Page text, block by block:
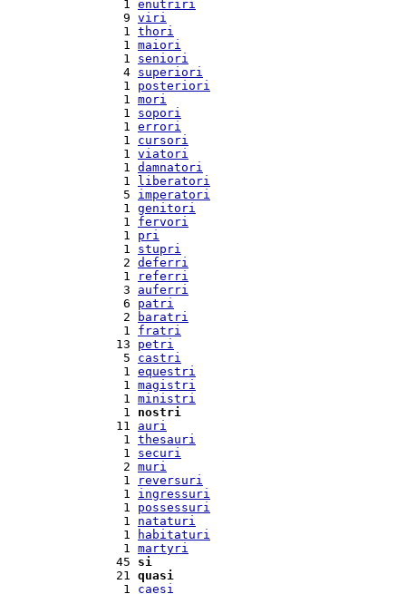
  1
enutriri
  9
viri
  1
thori
  1
maiori
  1
seniori
  4
superiori
  1
posteriori
  1
mori
  1
sopori
  1
errori
  1
cursori
  1
viatori
  1
damnatori
  1
liberatori
  5
imperatori
  1
genitori
  1
fervori
  1
pri
  1
stupri
  2
deferri
  1
referri
  3
auferri
  6
patri
  2
baratri
  1
fratri
13 petri
  5
castri
  1
equestri
  1
magistri
  1
ministri
  1
nostri
11 auri
  1
thesauri
  1
securi
  2
muri
  1
reversuri
  1
ingressuri
  1
possessuri
  1
nataturi
  1
habitaturi
  1
martyri
45 si
21 quasi
  1
caesi